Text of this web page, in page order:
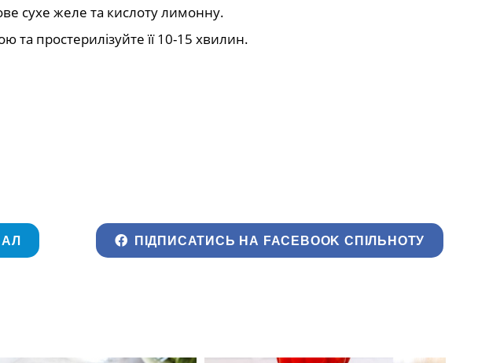
сухе желе та кислоту лимонну.
та простерилізуйте її 10-15 хвилин.
ПІДПИСАТИСЬ НА FACEBOOK СПІЛЬНОТУ